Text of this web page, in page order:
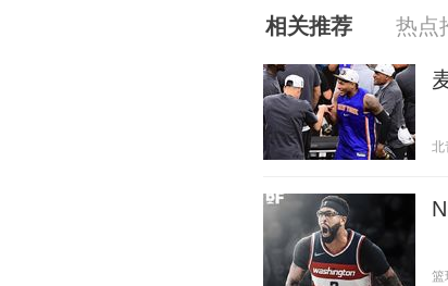
相关推荐 热点
北
篮